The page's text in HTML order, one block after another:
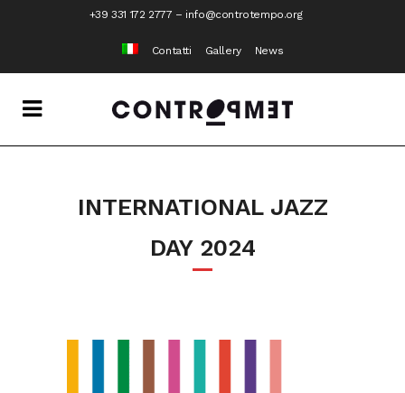
+39 331 172 2777 – info@controtempo.org
Contatti Gallery News
INTERNATIONAL JAZZ
DAY 2024